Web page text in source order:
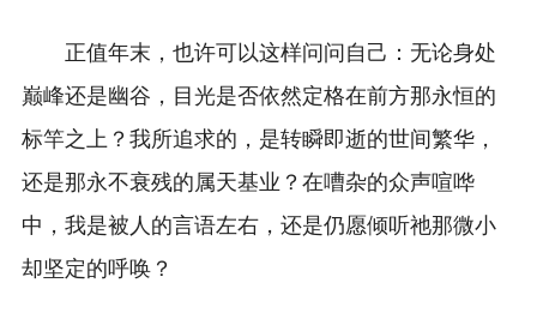
正值年末，也许可以这样问问自己：无论身处
巅峰还是幽谷，目光是否依然定格在前方那永恒的
标竿之上？我所追求的，是转瞬即逝的世间繁华，
还是那永不衰残的属天基业？在嘈杂的众声喧哗
中，我是被人的言语左右，还是仍愿倾听祂那微小
却坚定的呼唤？